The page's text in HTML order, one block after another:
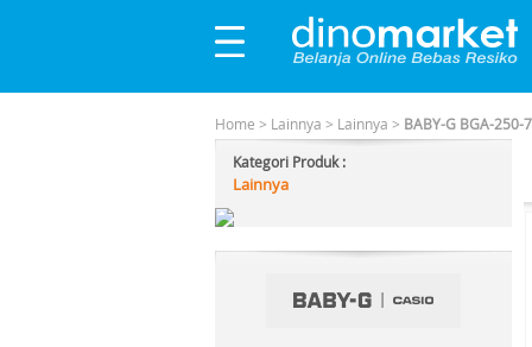
Home > Lainnya > Lainnya > BABY-G BGA-250-
Kategori Produk :
Lainnya